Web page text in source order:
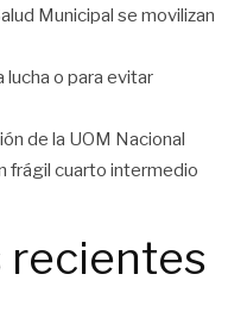
Municipal se movilizan
lucha o para evitar
de la UOM Nacional
frágil cuarto intermedio
recientes